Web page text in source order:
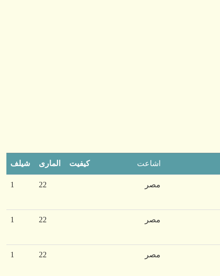
شیلف الماری کیفیت اشاعت
1 22 مصر
1 22 مصر
1 22 مصر